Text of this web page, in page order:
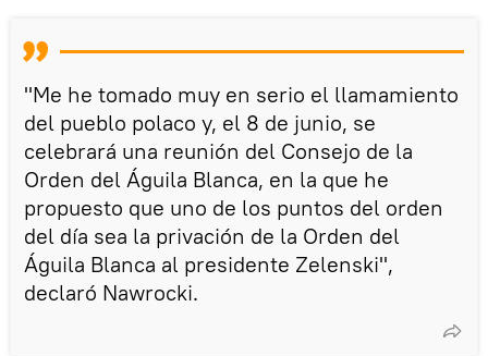
"Me he tomado muy en serio el llamamiento
del pueblo polaco y, el 8 de junio, se
celebrará una reunión del Consejo de la
Orden del Águila Blanca, en la que he
propuesto que uno de los puntos del orden
del día sea la privación de la Orden del
Águila Blanca al presidente Zelenski",
declaró Nawrocki.